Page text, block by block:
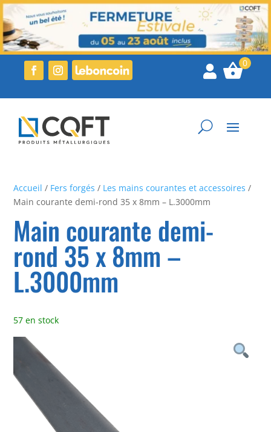

Accueil / Fers forgés / Les mains courantes et accessoires /
Main courante demi-rond 35 x 8mm – L.3000mm
Main courante demi-
rond 35 x 8mm –
L.3000mm
57 en stock